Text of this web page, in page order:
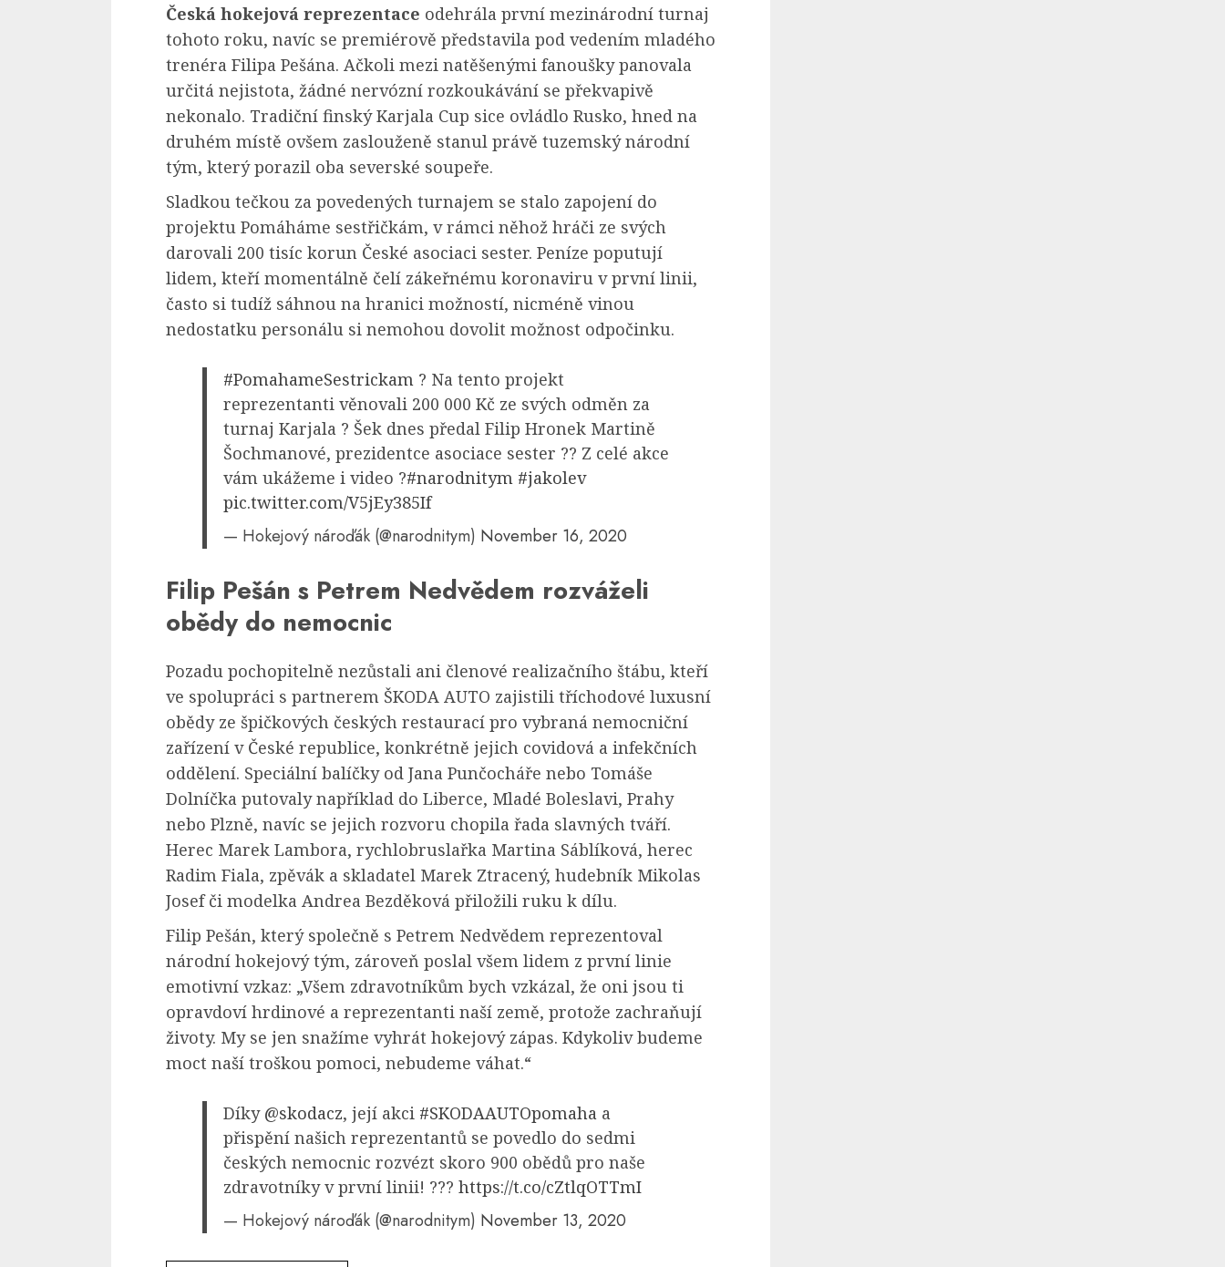
Česká hokejová reprezentace odehrála první mezinárodní turnaj
tohoto roku, navíc se premiérově představila pod vedením mladého
trenéra Filipa Pešána. Ačkoli mezi natěšenými fanoušky panovala
určitá nejistota, žádné nervózní rozkoukávání se překvapivě
nekonalo. Tradiční finský Karjala Cup sice ovládlo Rusko, hned na
druhém místě ovšem zaslouženě stanul právě tuzemský národní
tým, který porazil oba severské soupeře.
Sladkou tečkou za povedených turnajem se stalo zapojení do
projektu Pomáháme sestřičkám, v rámci něhož hráči ze svých
darovali 200 tisíc korun České asociaci sester. Peníze poputují
lidem, kteří momentálně čelí zákeřnému koronaviru v první linii,
často si tudíž sáhnou na hranici možností, nicméně vinou
nedostatku personálu si nemohou dovolit možnost odpočinku.
#PomahameSestrickam ? Na tento projekt
reprezentanti věnovali 200 000 Kč ze svých odměn za
turnaj Karjala ? Šek dnes předal Filip Hronek Martině
Šochmanové, prezidentce asociace sester ?? Z celé akce
vám ukážeme i video ?#narodnitym #jakolev
pic.twitter.com/V5jEy385If
— Hokejový nároďák (@narodnitym) November 16, 2020
Filip Pešán s Petrem Nedvědem rozváželi
obědy do nemocnic
Pozadu pochopitelně nezůstali ani členové realizačního štábu, kteří
ve spolupráci s partnerem ŠKODA AUTO zajistili tříchodové luxusní
obědy ze špičkových českých restaurací pro vybraná nemocniční
zařízení v České republice, konkrétně jejich covidová a infekčních
oddělení. Speciální balíčky od Jana Punčocháře nebo Tomáše
Dolníčka putovaly například do Liberce, Mladé Boleslavi, Prahy
nebo Plzně, navíc se jejich rozvoru chopila řada slavných tváří.
Herec Marek Lambora, rychlobruslařka Martina Sáblíková, herec
Radim Fiala, zpěvák a skladatel Marek Ztracený, hudebník Mikolas
Josef či modelka Andrea Bezděková přiložili ruku k dílu.
Filip Pešán, který společně s Petrem Nedvědem reprezentoval
národní hokejový tým, zároveň poslal všem lidem z první linie
emotivní vzkaz: „Všem zdravotníkům bych vzkázal, že oni jsou ti
opravdoví hrdinové a reprezentanti naší země, protože zachraňují
životy. My se jen snažíme vyhrát hokejový zápas. Kdykoliv budeme
moct naší troškou pomoci, nebudeme váhat.“
Díky @skodacz, její akci #SKODAAUTOpomahaa
přispění našich reprezentantů se povedlo do sedmi
českých nemocnic rozvézt skoro 900 obědů pro naše
zdravotníky v první linii! ??? https://t.co/cZtlqOTTmI
— Hokejový nároďák (@narodnitym) November 13, 2020